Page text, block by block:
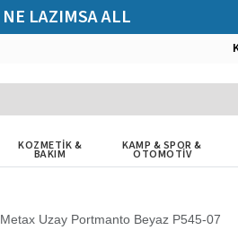
NE LAZIMSA ALL
KOZMETİK &
BAKIM
KAMP & SPOR &
OTOMOTİV
Metax Uzay Portmanto Beyaz P545-07